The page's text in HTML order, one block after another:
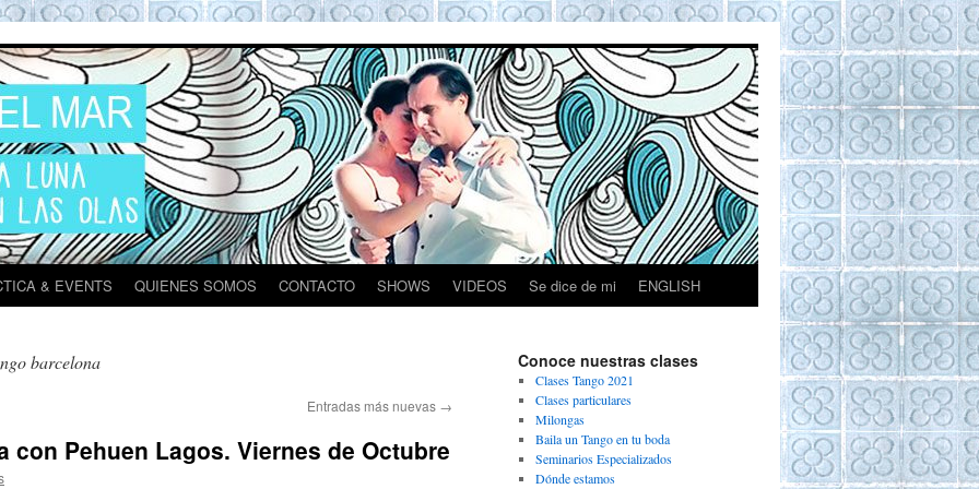
& EVENTS QUIENES SOMOS CONTACTO SHOWS VIDEOS Se dice de mi ENGLISH
barcelona
Entradas más nuevas →
con Pehuen Lagos. Viernes de Octubre
Conoce nuestras clases
Clases Tango 2021
Clases particulares
Milongas
Baila un Tango en tu boda
Seminarios Especializados
Dónde estamos